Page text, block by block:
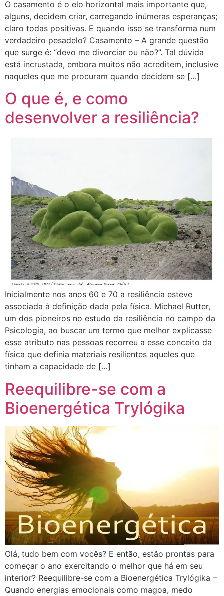
O casamento é o elo horizontal mais importante que,
alguns, decidem criar, carregando inúmeras esperanças;
claro todas positivas. E quando isso se transforma num
verdadeiro pesadelo? Casamento – A grande questão
que surge é: “devo me divorciar ou não?”. Tal dúvida
está incrustada, embora muitos não acreditem, inclusive
naqueles que me procuram quando decidem se […]
O que é, e como
desenvolver a resiliência?
Inicialmente nos anos 60 e 70 a resiliência esteve
associada à definição dada pela física. Michael Rutter,
um dos pioneiros no estudo da resiliência no campo da
Psicologia, ao buscar um termo que melhor explicasse
esse atributo nas pessoas recorreu a esse conceito da
física que definia materiais resilientes aqueles que
tinham a capacidade de […]
Reequilibre-se com a
Bioenergética Trylógika
Olá, tudo bem com vocês? E então, estão prontas para
começar o ano exercitando o melhor que há em seu
interior? Reequilibre-se com a Bioenergética Trylógika –
Quando energias emocionais como magoa, medo